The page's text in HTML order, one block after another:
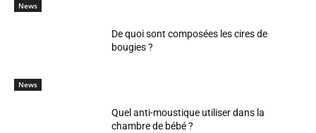
News
News
De quoi sont composées les cires de
bougies ?
Quel anti-moustique utiliser dans la
chambre de bébé ?